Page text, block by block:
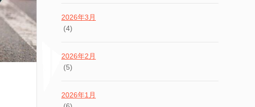
2026年3月
(4)
2026年2月
(5)
2026年1月